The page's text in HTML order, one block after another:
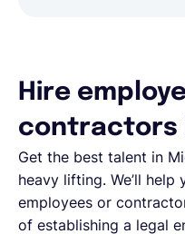
Hire
contractors
Get the best talent in
heavy lifting. We’ll
employees or
of establishing a legal